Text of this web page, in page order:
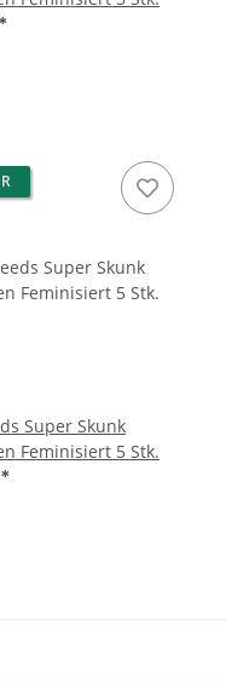
*
Super Skunk
Feminisiert 5 Stk.
*